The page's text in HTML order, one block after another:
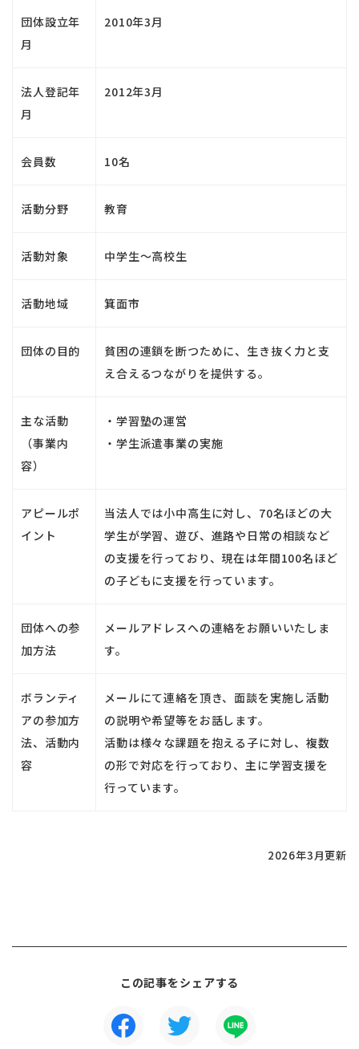
団体設立年
月
2010年3月
法人登記年
月
2012年3月
会員数 10名
活動分野 教育
活動対象 中学生～高校生
活動地域 箕面市
団体の目的
貧困の連鎖を断つために、生き抜く力と支
え合えるつながりを提供する。
主な活動
（事業内
容）
・学習塾の運営
・学生派遣事業の実施
アピールポ
イント
当法人では小中高生に対し、70名ほどの大
学生が学習、遊び、進路や日常の相談など
の支援を行っており、現在は年間100名ほど
の子どもに支援を行っています。
団体への参
加方法
メールアドレスへの連絡をお願いいたしま
す。
ボランティ
アの参加方
法、活動内
容
メールにて連絡を頂き、面談を実施し活動
の説明や希望等をお話します。
活動は様々な課題を抱える子に対し、複数
の形で対応を行っており、主に学習支援を
行っています。
2026年3月更新
この記事をシェアする